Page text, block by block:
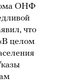
ОНФ
что
целом